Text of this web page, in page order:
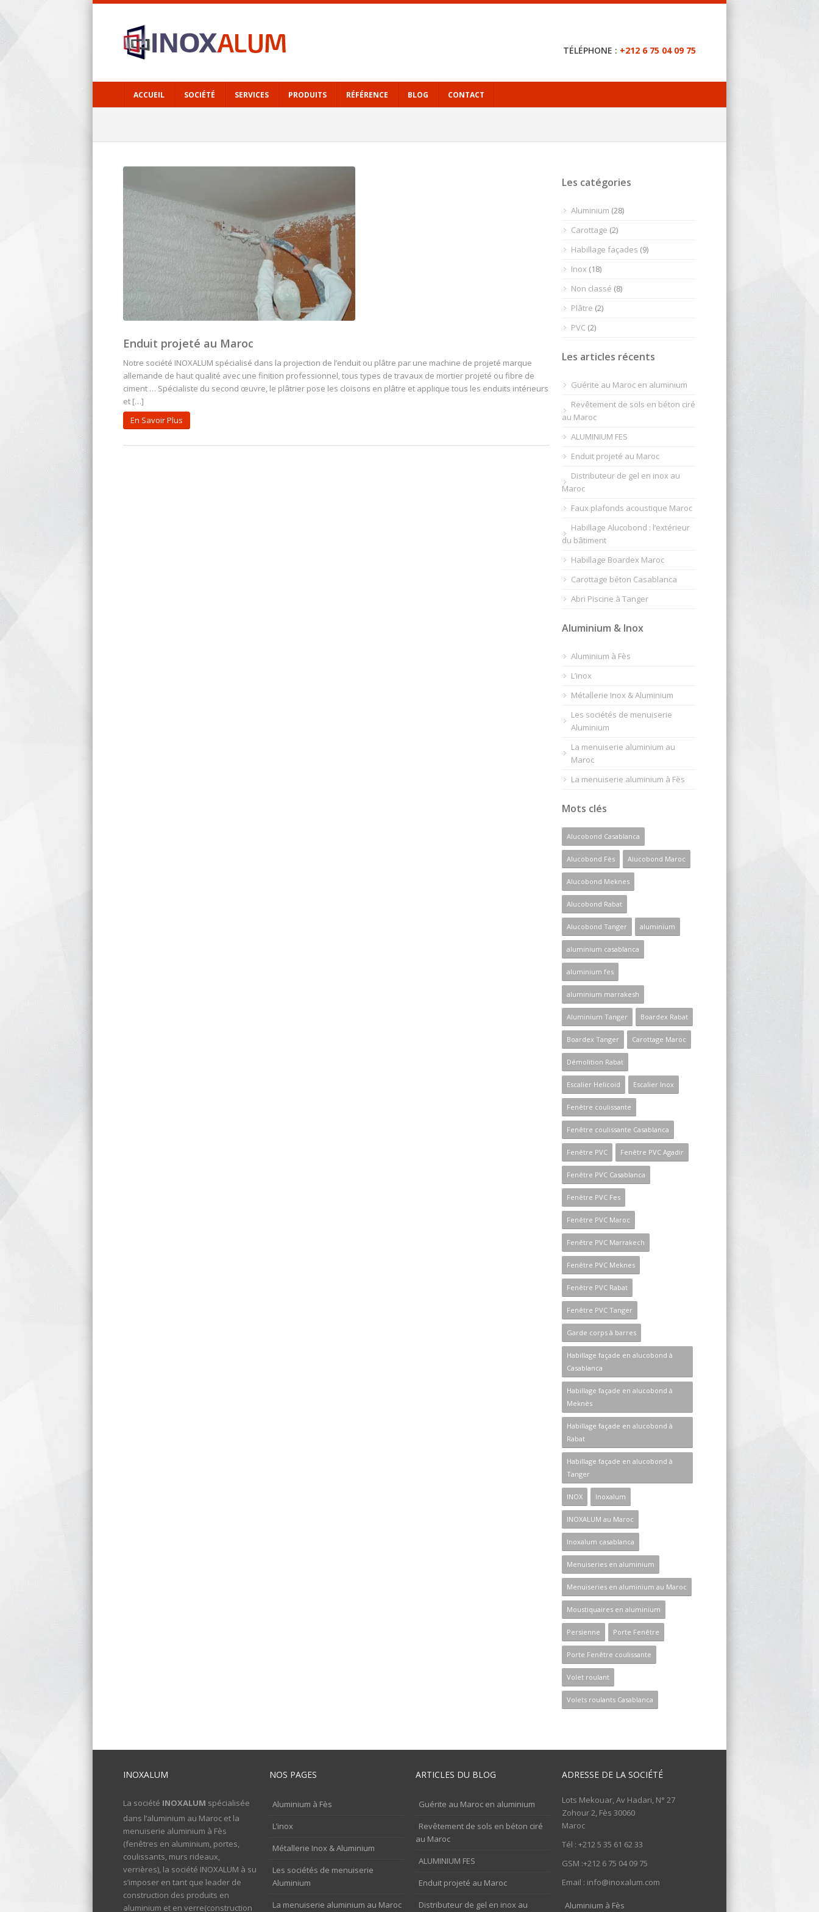
TÉLÉPHONE : +212 6 75 04 09 75
ACCUEIL SOCIÉTÉ SERVICES PRODUITS RÉFÉRENCE BLOG CONTACT
Enduit projeté au Maroc
Notre société INOXALUM spécialisé dans la projection de l’enduit ou plâtre par une machine de projeté marque
allemande de haut qualité avec une finition professionnel, tous types de travaux de mortier projeté ou fibre de
ciment … Spécialiste du second œuvre, le plâtrier pose les cloisons en plâtre et applique tous les enduits intérieurs
et […]
En Savoir Plus
Les catégories
Aluminium (28)
Carottage (2)
Habillage façades (9)
Inox (18)
Non classé (8)
Plâtre (2)
PVC (2)
Les articles récents
Guérite au Maroc en aluminium
Revêtement de sols en béton ciré
au Maroc
ALUMINIUM FES
Enduit projeté au Maroc
Distributeur de gel en inox au
Maroc
Faux plafonds acoustique Maroc
Habillage Alucobond : l’extérieur
du bâtiment
Habillage Boardex Maroc
Carottage béton Casablanca
Abri Piscine à Tanger
Aluminium & Inox
Aluminium à Fès
L’inox
Métallerie Inox & Aluminium
Les sociétés de menuiserie
Aluminium
La menuiserie aluminium au
Maroc
La menuiserie aluminium à Fès
Mots clés
Alucobond Casablanca
Alucobond Fès Alucobond Maroc
Alucobond Meknes
Alucobond Rabat
Alucobond Tanger aluminium
aluminium casablanca
aluminium fes
aluminium marrakesh
Aluminium Tanger Boardex Rabat
Boardex Tanger Carottage Maroc
Démolition Rabat
Escalier Helicoid Escalier Inox
Fenêtre coulissante
Fenêtre coulissante Casablanca
Fenêtre PVC Fenêtre PVC Agadir
Fenêtre PVC Casablanca
Fenêtre PVC Fes
Fenêtre PVC Maroc
Fenêtre PVC Marrakech
Fenêtre PVC Meknes
Fenêtre PVC Rabat
Fenêtre PVC Tanger
Garde corps à barres
Habillage façade en alucobond à
Casablanca
Habillage façade en alucobond à
Meknès
Habillage façade en alucobond à
Rabat
Habillage façade en alucobond à
Tanger
INOX Inoxalum
INOXALUM au Maroc
Inoxalum casablanca
Menuiseries en aluminium
Menuiseries en aluminium au Maroc
Moustiquaires en aluminium
Persienne Porte Fenêtre
Porte Fenêtre coulissante
Volet roulant
Volets roulants Casablanca
INOXALUM
La société INOXALUM spécialisée
dans l’aluminium au Maroc et la
menuiserie aluminium à Fès
(fenêtres en aluminium, portes,
coulissants, murs rideaux,
verrières), la société INOXALUM à su
s’imposer en tant que leader de
construction des produits en
aluminium et en verre(construction
NOS PAGES
Aluminium à Fès
L’inox
Métallerie Inox & Aluminium
Les sociétés de menuiserie
Aluminium
La menuiserie aluminium au Maroc
ARTICLES DU BLOG
Guérite au Maroc en aluminium
Revêtement de sols en béton ciré
au Maroc
ALUMINIUM FES
Enduit projeté au Maroc
Distributeur de gel en inox au
ADRESSE DE LA SOCIÉTÉ
Lots Mekouar, Av Hadari, N° 27
Zohour 2, Fès 30060
Maroc
Tél : +212 5 35 61 62 33
GSM :+212 6 75 04 09 75
Email : info@inoxalum.com
Aluminium à Fès